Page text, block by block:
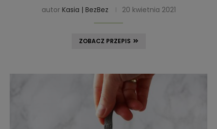
autor Kasia | BezBez 20 kwietnia 2021
ZOBACZ PRZEPIS